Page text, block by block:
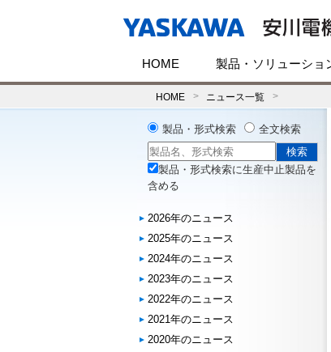
HOME 製品・ソリューショ
HOME ニュース一覧
製品・形式検索 全文検索
製品・形式検索に生産中止製品を
含める
2026年のニュース
2025年のニュース
2024年のニュース
2023年のニュース
2022年のニュース
2021年のニュース
2020年のニュース